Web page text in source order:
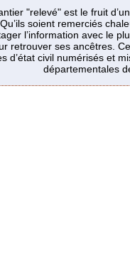
"relevé" est le fruit
soient remerciés
l’information avec le
retrouver ses ancêtres.
d’état civil numérisés et
départementales